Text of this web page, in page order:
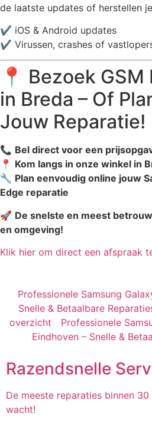
de laatste updates of herstellen
✔️ iOS & Android updates
✔️ Virussen, crashes of
📍 Bezoek
in Breda – Of
Jouw Reparatie!
📞 Bel direct voor een
📍 Kom langs in onze winkel in
🔧 Plan eenvoudig online jouw
Edge reparatie
🚀 De snelste en meest
en omgeving!
Klik hier om direct een afspraak
Professionele Samsung
Snelle & Betaalbare
overzicht
Professionele
Eindhoven – Snelle &
Razendsnelle
De meeste reparaties binnen
wacht!